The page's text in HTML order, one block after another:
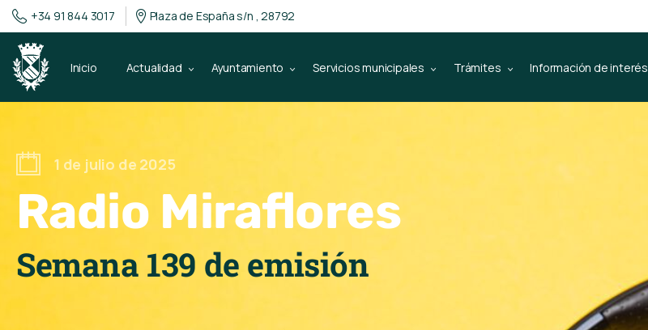
+34 91 844 3017 Plaza de España s/n , 28792
Inicio Actualidad Ayuntamiento Servicios municipales Trámites Información de interés
1 de julio de 2025
Radio Miraflores
Semana 139 de emisión